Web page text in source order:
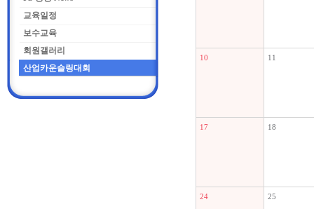
교육일정
보수교육
회원갤러리
산업카운슬링대회
10 11
17 18
24 25